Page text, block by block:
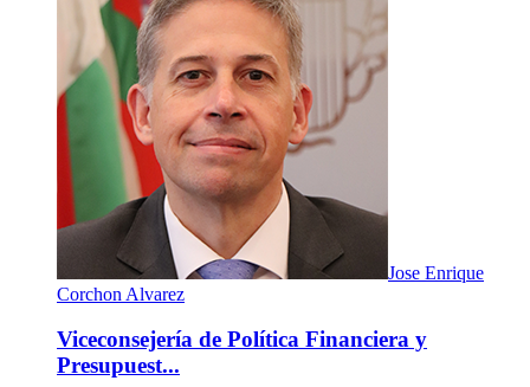
Jose Enrique
Corchon Alvarez
Viceconsejería de Política Financiera y
Presupuest...